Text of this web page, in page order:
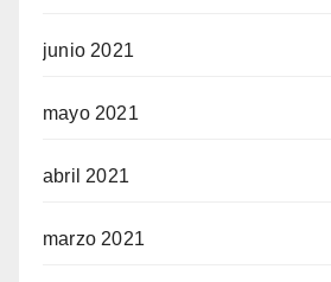
junio 2021
mayo 2021
abril 2021
marzo 2021